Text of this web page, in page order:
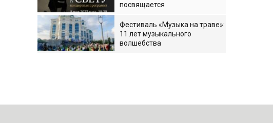
посвящается
Фестиваль «Музыка на траве»:
11 лет музыкального
волшебства